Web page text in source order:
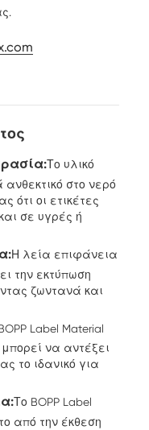
Το υλικό
ανθεκτικό στο νερό
ότι οι ετικέτες
σε υγρές ή
Η λεία επιφάνεια
την εκτύπωση
ζωντανά και
Label Material
μπορεί να αντέξει
το ιδανικό για
Το BOPP Label
από την έκθεση